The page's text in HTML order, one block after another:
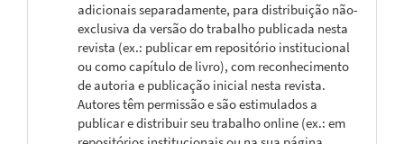
adicionais separadamente, para distribuição não-
exclusiva da versão do trabalho publicada nesta
revista (ex.: publicar em repositório institucional
ou como capítulo de livro), com reconhecimento
de autoria e publicação inicial nesta revista.
Autores têm permissão e são estimulados a
publicar e distribuir seu trabalho online (ex.: em